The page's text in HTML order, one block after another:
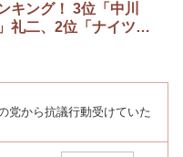
キング！ 3位「中川
礼二、2位「ナイツ」
から抗議行動受けていた